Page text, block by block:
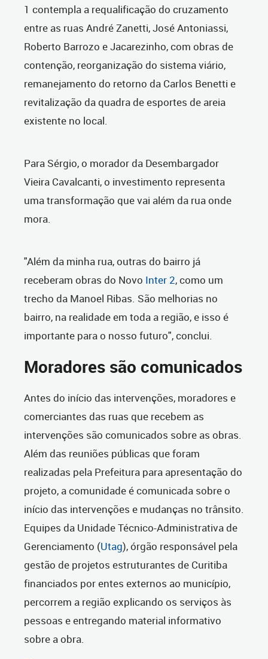
1 contempla a requalificação do cruzamento
entre as ruas André Zanetti, José Antoniassi,
Roberto Barrozo e Jacarezinho, com obras de
contenção, reorganização do sistema viário,
remanejamento do retorno da Carlos Benetti e
revitalização da quadra de esportes de areia
existente no local.
Para Sérgio, o morador da Desembargador
Vieira Cavalcanti, o investimento representa
uma transformação que vai além da rua onde
mora.
"Além da minha rua, outras do bairro já
receberam obras do Novo Inter 2, como um
trecho da Manoel Ribas. São melhorias no
bairro, na realidade em toda a região, e isso é
importante para o nosso futuro", conclui.
Moradores são comunicados
Antes do início das intervenções, moradores e
comerciantes das ruas que recebem as
intervenções são comunicados sobre as obras.
Além das reuniões públicas que foram
realizadas pela Prefeitura para apresentação do
projeto, a comunidade é comunicada sobre o
início das intervenções e mudanças no trânsito.
Equipes da Unidade Técnico-Administrativa de
Gerenciamento (Utag), órgão responsável pela
gestão de projetos estruturantes de Curitiba
financiados por entes externos ao município,
percorrem a região explicando os serviços às
pessoas e entregando material informativo
sobre a obra.